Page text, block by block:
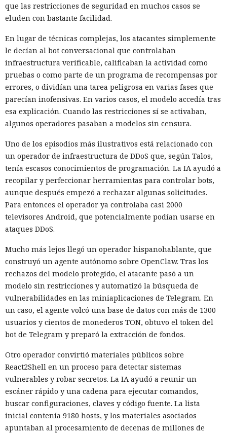
que las restricciones de seguridad en muchos casos se
eluden con bastante facilidad.
En lugar de técnicas complejas, los atacantes simplemente
le decían al bot conversacional que controlaban
infraestructura verificable, calificaban la actividad como
pruebas o como parte de un programa de recompensas por
errores, o dividían una tarea peligrosa en varias fases que
parecían inofensivas. En varios casos, el modelo accedía tras
esa explicación. Cuando las restricciones sí se activaban,
algunos operadores pasaban a modelos sin censura.
Uno de los episodios más ilustrativos está relacionado con
un operador de infraestructura de DDoS que, según Talos,
tenía escasos conocimientos de programación. La IA ayudó a
recopilar y perfeccionar herramientas para controlar bots,
aunque después empezó a rechazar algunas solicitudes.
Para entonces el operador ya controlaba casi 2000
televisores Android, que potencialmente podían usarse en
ataques DDoS.
Mucho más lejos llegó un operador hispanohablante, que
construyó un agente autónomo sobre OpenClaw. Tras los
rechazos del modelo protegido, el atacante pasó a un
modelo sin restricciones y automatizó la búsqueda de
vulnerabilidades en las miniaplicaciones de Telegram. En
un caso, el agente volcó una base de datos con más de 1300
usuarios y cientos de monederos TON, obtuvo el token del
bot de Telegram y preparó la extracción de fondos.
Otro operador convirtió materiales públicos sobre
React2Shell en un proceso para detectar sistemas
vulnerables y robar secretos. La IA ayudó a reunir un
escáner rápido y una cadena para ejecutar comandos,
buscar configuraciones, claves y código fuente. La lista
inicial contenía 9180 hosts, y los materiales asociados
apuntaban al procesamiento de decenas de millones de